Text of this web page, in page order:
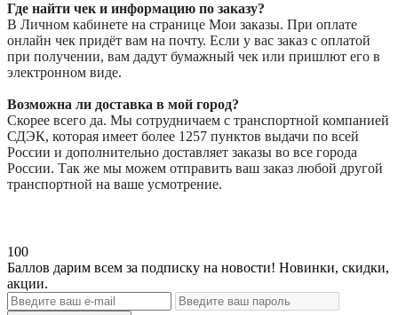
Где найти чек и информацию по заказу?
В Личном кабинете на странице Мои заказы. При оплате
онлайн чек придёт вам на почту. Если у вас заказ с оплатой
при получении, вам дадут бумажный чек или пришлют его в
электронном виде.
Возможна ли доставка в мой город?
Скорее всего да. Мы сотрудничаем с транспортной компанией
СДЭК, которая имеет более 1257 пунктов выдачи по всей
России и дополнительно доставляет заказы во все города
России. Так же мы можем отправить ваш заказ любой другой
транспортной на ваше усмотрение.
100
Баллов дарим всем за подписку на новости! Новинки, скидки,
акции.